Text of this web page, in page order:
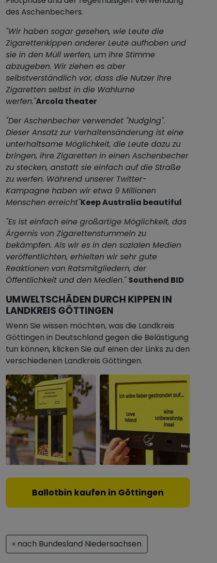
des Aschenbechers.
"Wir haben sogar gesehen, wie Leute die
Zigarettenkippen anderer Leute aufhoben und
sie in den Müll werfen, um ihre Stimme
abzugeben. Wir ziehen es aber
selbstverständlich vor, dass die Nutzer ihre
Zigaretten selbst in die Wahlurne
werfen."Arcola theater
"Der Aschenbecher verwendet "Nudging".
Dieser Ansatz zur Verhaltensänderung ist eine
unterhaltsame Möglichkeit, die Leute dazu zu
bringen, ihre Zigaretten in einen Aschenbecher
zu stecken, anstatt sie einfach auf die Straße
zu werfen. Während unserer Twitter-
Kampagne haben wir etwa 9 Millionen
Menschen erreicht"Keep Australia beautiful
"Es ist einfach eine großartige Möglichkeit, das
Ärgernis von Zigarettenstummeln zu
bekämpfen. Als wir es in den sozialen Medien
veröffentlichten, erhielten wir sehr gute
Reaktionen von Ratsmitgliedern, der
Öffentlichkeit und den Medien." Southend BID
UMWELTSCHÄDEN DURCH KIPPEN IN
LANDKREIS GÖTTINGEN
Wenn Sie wissen möchten, was die Landkreis
Göttingen in Deutschland gegen die Belästigung
tun können, klicken Sie auf einen der Links zu den
verschiedenen Landkreis Göttingen.
Ballotbin kaufen in Göttingen
« nach Bundesland Niedersachsen